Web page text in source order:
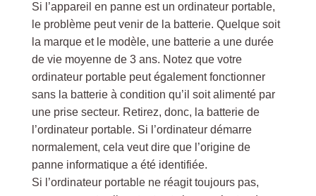
Si l’appareil en panne est un ordinateur portable,
le problème peut venir de la batterie. Quelque soit
la marque et le modèle, une batterie a une durée
de vie moyenne de 3 ans. Notez que votre
ordinateur portable peut également fonctionner
sans la batterie à condition qu’il soit alimenté par
une prise secteur. Retirez, donc, la batterie de
l’ordinateur portable. Si l’ordinateur démarre
normalement, cela veut dire que l’origine de
panne informatique a été identifiée.
Si l’ordinateur portable ne réagit toujours pas,